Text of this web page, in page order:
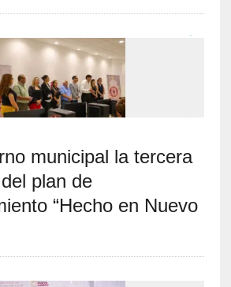
municipal la tercera
plan de
“Hecho en Nuevo